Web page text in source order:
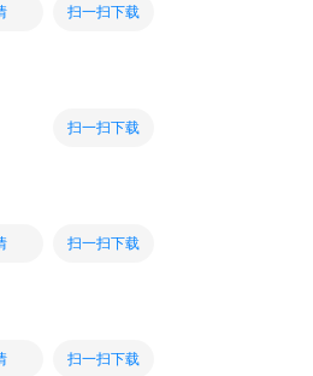
扫一扫下载
扫一扫下载
扫一扫下载
扫一扫下载